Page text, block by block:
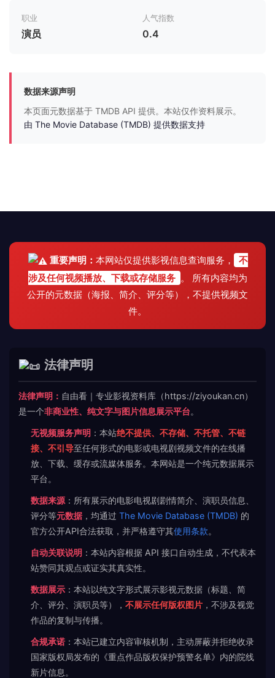
职业
演员
人气指数
0.4
数据来源声明
本页面元数据基于 TMDB API 提供。本站仅作资料展示。
由 The Movie Database (TMDB) 提供数据支持
重要声明： 本网站仅提供影视信息查询服务，
不
涉及任何视频播放、下载或存储服务 。 所有内容均为
公开的元数据（海报、简介、评分等），不提供视频文
件。
法律声明
法律声明： 自由看｜专业影视资料库（https://ziyoukan.cn）
是一个非商业性、纯文字与图片信息展示平台。
无视频服务声明 ：本站绝不提供、不存储、不托管、不链
接、不引导至任何形式的电影或电视剧视频文件的在线播
放、下载、缓存或流媒体服务。本网站是一个纯元数据展示
平台。
数据来源 ：所有展示的电影电视剧剧情简介、演职员信息、
评分等元数据，均通过 The Movie Database (TMDB) 的
官方公开API合法获取，并严格遵守其使用条款。
自动关联说明 ：本站内容根据 API 接口自动生成，不代表本
站赞同其观点或证实其真实性。
数据展示 ：本站以纯文字形式展示影视元数据（标题、简
介、评分、演职员等）， 不展示任何版权图片 ，不涉及视觉
作品的复制与传播。
合规承诺 ：本站已建立内容审核机制，主动屏蔽并拒绝收录
国家版权局发布的《重点作品版权保护预警名单》内的院线
新片信息。